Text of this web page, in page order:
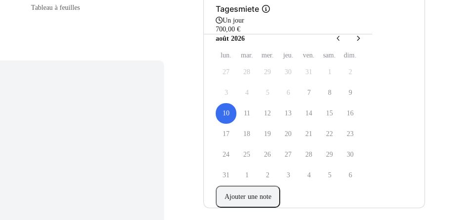
Tableau à feuilles
Tagesmiete
Un jour
700,00 €
août 2026
lun. mar. mer. jeu. ven. sam. dim.
27 28 29 30 31 1 2
3 4 5 6 7 8 9
10 11 12 13 14 15 16
17 18 19 20 21 22 23
24 25 26 27 28 29 30
31 1 2 3 4 5 6
Ajouter une note